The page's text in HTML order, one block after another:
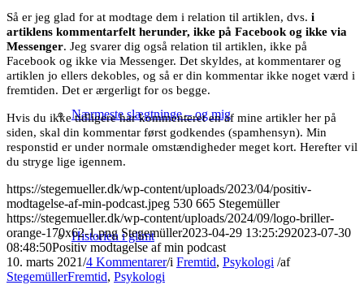
Nærmeste slægtninge – og mig
Historien i glimt
Så er jeg glad for at modtage dem i relation til artiklen, dvs. i
artiklens kommentarfelt herunder, ikke på Facebook og ikke via
Messenger. Jeg svarer dig også relation til artiklen, ikke på
Facebook og ikke via Messenger. Det skyldes, at kommentarer og
artiklen jo ellers dekobles, og så er din kommentar ikke noget værd i
fremtiden. Det er ærgerligt for os begge.
Hvis du ikke tidligere har kommenteret en af mine artikler her på
siden, skal din kommentar først godkendes (spamhensyn). Min
responstid er under normale omstændigheder meget kort. Herefter vil
du stryge lige igennem.
https://stegemueller.dk/wp-content/uploads/2023/04/positiv-
modtagelse-af-min-podcast.jpeg 530 665 Stegemüller
https://stegemueller.dk/wp-content/uploads/2024/09/logo-briller-
orange-170x62-1.png Stegemüller2023-04-29 13:25:292023-07-30
08:48:50Positiv modtagelse af min podcast
10. marts 2021/4 Kommentarer/i Fremtid, Psykologi /af
StegemüllerFremtid, Psykologi